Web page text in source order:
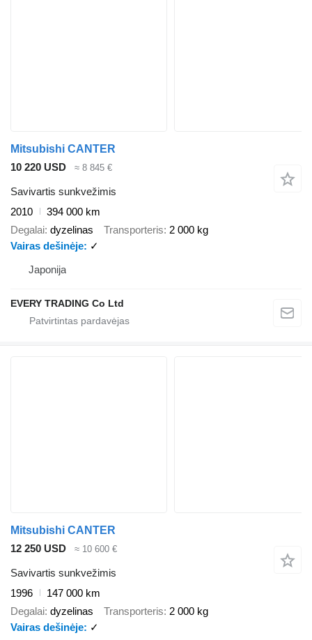
Mitsubishi CANTER
10 220 USD
≈ 8 845 €
Savivartis sunkvežimis
2010
394 000 km
Degalai dyzelinas Transporteris 2 000 kg
Vairas dešinėje
✓
Japonija
EVERY TRADING Co Ltd
Mitsubishi CANTER
12 250 USD
≈ 10 600 €
Savivartis sunkvežimis
1996
147 000 km
Degalai dyzelinas Transporteris 2 000 kg
Vairas dešinėje
✓